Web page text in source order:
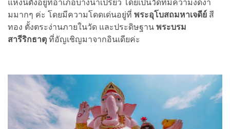
แห่งนี้ตั้งอยู่ที่อำเภอบางน้ำเปรี้ยว โดยเป็นวัดที่มีความงดงา
มมากๆ ค่ะ โดยมีความโดดเด่นอยู่ที่ พระอุโบสถมหาเจดีย์ สี
ทอง ตั้งตระง่านภายในวัด และประดิษฐาน พระบรม
สารีริกธาตุ ที่อัญเชิญมาจากอินเดียค่ะ